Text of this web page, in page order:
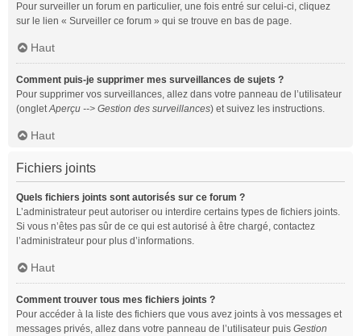
Pour surveiller un forum en particulier, une fois entré sur celui-ci, cliquez
sur le lien « Surveiller ce forum » qui se trouve en bas de page.
Haut
Comment puis-je supprimer mes surveillances de sujets ?
Pour supprimer vos surveillances, allez dans votre panneau de l’utilisateur
(ongletAperçu --> Gestion des surveillances) et suivez les instructions.
Haut
Fichiers joints
Quels fichiers joints sont autorisés sur ce forum ?
L’administrateur peut autoriser ou interdire certains types de fichiers joints.
Si vous n’êtes pas sûr de ce qui est autorisé à être chargé, contactez
l’administrateur pour plus d’informations.
Haut
Comment trouver tous mes fichiers joints ?
Pour accéder à la liste des fichiers que vous avez joints à vos messages et
messages privés, allez dans votre panneau de l’utilisateur puis Gestion